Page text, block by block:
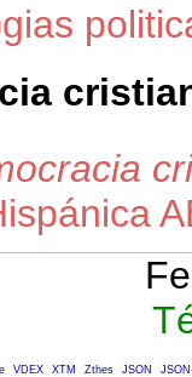
VDEX XTM Zthes JSON